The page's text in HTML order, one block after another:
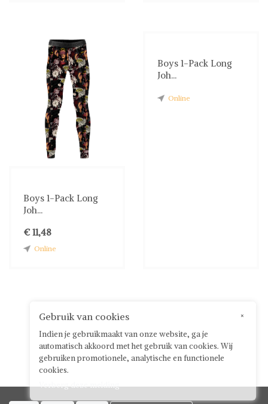
Boys 1-Pack Long
Joh...
€ 11,48
Online
Boys 1-Pack Long
Joh...
Online
×
Gebruik van cookies
Indien je gebruikmaakt van onze website, ga je
automatisch akkoord met het gebruik van cookies. Wij
gebruiken promotionele, analytische en functionele
cookies.
Verberg deze melding